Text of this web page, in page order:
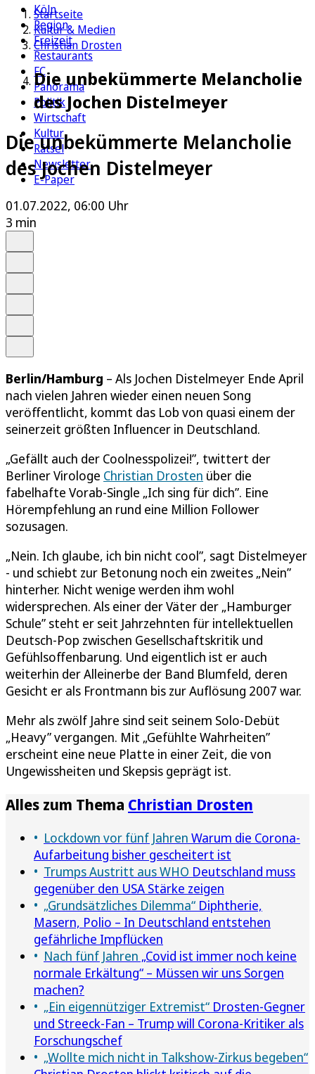
Köln
Region
Freizeit
Restaurants
FC
Panorama
Politik
Wirtschaft
Kultur
Rätsel
Newsletter
E-Paper
Startseite
Kultur & Medien
Christian Drosten
Die unbekümmerte Melancholie
des Jochen Distelmeyer
Die unbekümmerte Melancholie
des Jochen Distelmeyer
01.07.2022, 06:00 Uhr
3 min
Berlin/Hamburg – Als Jochen Distelmeyer Ende April
nach vielen Jahren wieder einen neuen Song
veröffentlicht, kommt das Lob von quasi einem der
seinerzeit größten Influencer in Deutschland.
„Gefällt auch der Coolnesspolizei!”, twittert der
Berliner Virologe Christian Drosten über die
fabelhafte Vorab-Single „Ich sing für dich”. Eine
Hörempfehlung an rund eine Million Follower
sozusagen.
„Nein. Ich glaube, ich bin nicht cool”, sagt Distelmeyer
- und schiebt zur Betonung noch ein zweites „Nein”
hinterher. Nicht wenige werden ihm wohl
widersprechen. Als einer der Väter der „Hamburger
Schule” steht er seit Jahrzehnten für intellektuellen
Deutsch-Pop zwischen Gesellschaftskritik und
Gefühlsoffenbarung. Und eigentlich ist er auch
weiterhin der Alleinerbe der Band Blumfeld, deren
Gesicht er als Frontmann bis zur Auflösung 2007 war.
Mehr als zwölf Jahre sind seit seinem Solo-Debüt
„Heavy” vergangen. Mit „Gefühlte Wahrheiten”
erscheint eine neue Platte in einer Zeit, die von
Ungewissheiten und Skepsis geprägt ist.
Alles zum Thema Christian Drosten
Lockdown vor fünf Jahren Warum die Corona-
Aufarbeitung bisher gescheitert ist
Trumps Austritt aus WHO Deutschland muss
gegenüber den USA Stärke zeigen
„Grundsätzliches Dilemma“ Diphtherie,
Masern, Polio – In Deutschland entstehen
gefährliche Impflücken
Nach fünf Jahren „Covid ist immer noch keine
normale Erkältung“ – Müssen wir uns Sorgen
machen?
„Ein eigennütziger Extremist“ Drosten-Gegner
und Streeck-Fan – Trump will Corona-Kritiker als
Forschungschef
„Wollte mich nicht in Talkshow-Zirkus begeben“